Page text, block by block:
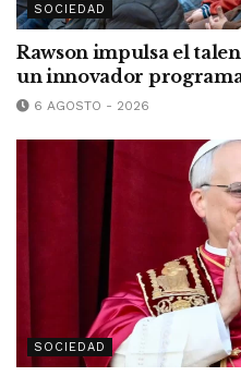
SOCIEDAD
Rawson impulsa el
un innovador
6 AGOSTO - 2026
SOCIEDAD